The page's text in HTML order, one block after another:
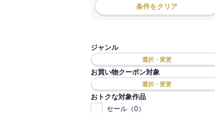
条件をクリア
ジャンル
選択・変更
お買い物クーポン対象
選択・変更
おトクな対象作品
セール（0）